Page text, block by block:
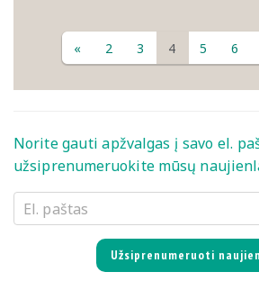
« 2 3 4 5 6
Norite gauti apžvalgas į savo el.
užsiprenumeruokite mūsų
Užsiprenumeruoti